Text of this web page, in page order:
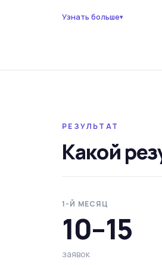
Узнать больше▾
РЕЗУЛЬТАТ
Какой
1-Й МЕСЯЦ
10–15
заявок